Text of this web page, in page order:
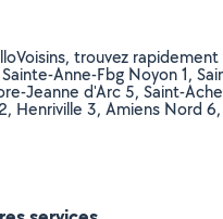
trouvez
Anne-Fbg Noyon 1,
Jeanne d'Arc 5, Saint-
Henriville 3, Amiens